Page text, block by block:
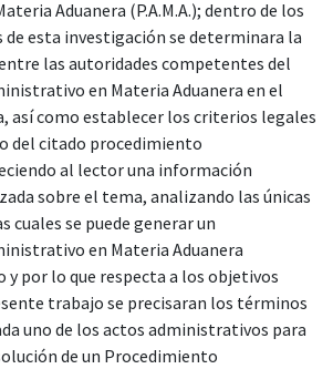
Aduanera (P.A.M.A.); dentro de los
esta investigación se determinara la
las autoridades competentes del
en Materia Aduanera en el
así como establecer los criterios legales
del citado procedimiento
al lector una información
sobre el tema, analizando las únicas
cuales se puede generar un
en Materia Aduanera
y por lo que respecta a los objetivos
trabajo se precisaran los términos
uno de los actos administrativos para
de un Procedimiento